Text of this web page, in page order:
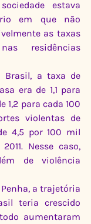
estava
em que não
as taxas
residências
Brasil, a taxa de
era de 1,1 para
1,2 para cada 100
violentas de
4,5 por 100 mil
Nesse caso,
de violência
a trajetória
teria crescido
aumentaram